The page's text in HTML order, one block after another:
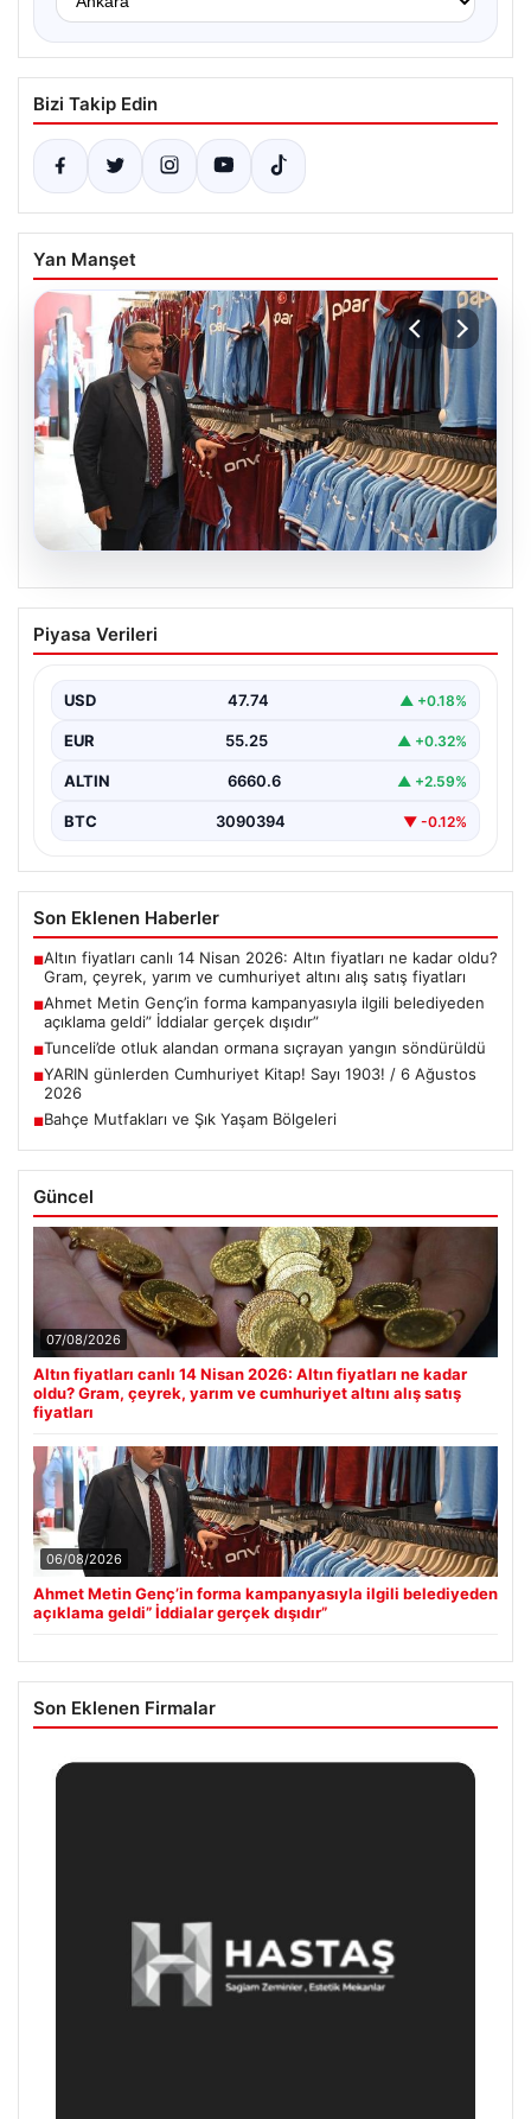
Bizi Takip Edin
Yan Manşet
06.08.2026
Ahmet Metin Genç’in forma
kampanyasıyla ilgili belediyeden
Piyasa Verileri
USD 47.74 ▲ +0.18%
EUR 55.25 ▲ +0.32%
ALTIN 6660.6 ▲ +2.59%
BTC 3090394 ▼ -0.12%
Son Eklenen Haberler
■Altın fiyatları canlı 14 Nisan 2026: Altın fiyatları ne kadar oldu?
Gram, çeyrek, yarım ve cumhuriyet altını alış satış fiyatları
■Ahmet Metin Genç’in forma kampanyasıyla ilgili belediyeden
açıklama geldi” İddialar gerçek dışıdır”
■Tunceli’de otluk alandan ormana sıçrayan yangın söndürüldü
■YARIN günlerden Cumhuriyet Kitap! Sayı 1903! / 6 Ağustos
2026
■Bahçe Mutfakları ve Şık Yaşam Bölgeleri
Güncel
07/08/2026
Altın fiyatları canlı 14 Nisan 2026: Altın fiyatları ne kadar
oldu? Gram, çeyrek, yarım ve cumhuriyet altını alış satış
fiyatları
06/08/2026
Ahmet Metin Genç’in forma kampanyasıyla ilgili belediyeden
açıklama geldi” İddialar gerçek dışıdır”
Son Eklenen Firmalar